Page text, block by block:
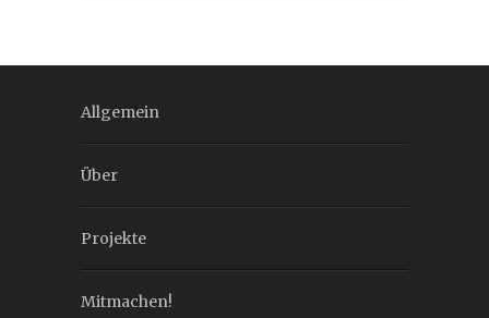
Allgemein
Über
Projekte
Mitmachen!